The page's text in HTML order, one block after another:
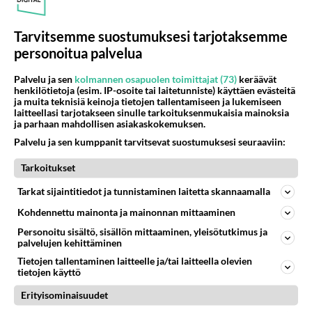
05.08.2026 05:51
Tiesitkö? Martina Aitolehden isäpuoli on tämä suosittu laulaja
05.08.2026 07:23
Kotimaiset julkkisjuorut
31
Jos SDP ei voita reilusti, persut kumoavat demokratian Suomesta
Näin tekisi ainakin Rydman seuratessaan idolinsa Trumpin mallia https://www.is.fi/politiikka/art-2000012187244.html
06.08.2026 09:02
Maailman menoa
465
Mitä töitä kaivattusi on tehnyt?
😅
05.08.2026 13:25
Ikävä
62
946
Voiko meidän välit
Koskaan parantua tästä?
05.08.2026 05:34
Ikävä
73
932
Onko kaivattusi
Kummallinen jossakin suhteessa?
05.08.2026 17:47
48
691
Tarvitsemme suostumuksesi tarjotaksemme
personoitua palvelua
Palvelu ja sen kolmannen osapuolen toimittajat (73) keräävät
henkilötietoja (esim. IP-osoite tai laitetunniste) käyttäen evästeitä
ja muita teknisiä keinoja tietojen tallentamiseen ja lukemiseen
laitteellasi tarjotakseen sinulle tarkoituksenmukaisia mainoksia
ja parhaan mahdollisen asiakaskokemuksen.
Palvelu ja sen kumppanit tarvitsevat suostumuksesi seuraaviin:
Tarkoitukset
Tarkat sijaintitiedot ja tunnistaminen laitetta skannaamalla
Kohdennettu mainonta ja mainonnan mittaaminen
Personoitu sisältö, sisällön mittaaminen, yleisötutkimus ja
palvelujen kehittäminen
Tietojen tallentaminen laitteelle ja/tai laitteella olevien
tietojen käyttö
Erityisominaisuudet